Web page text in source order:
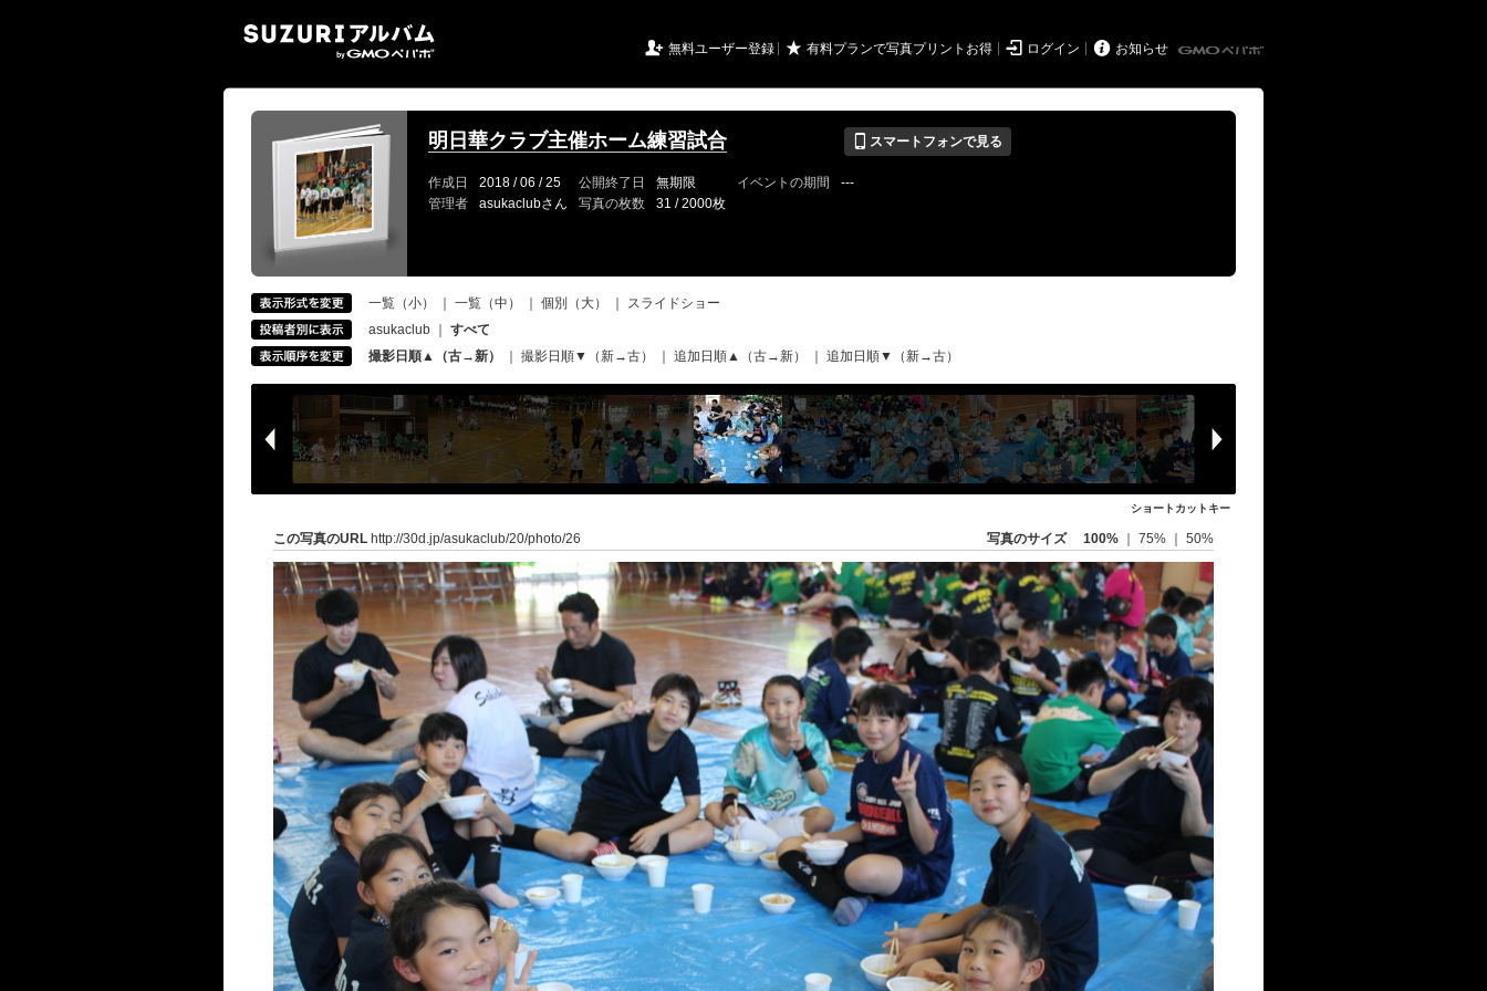
 無料ユーザー登録 ★ 有料プランで写真プリントお得  ログイン  お知らせ
明日華クラブ主催ホーム練習試合 📱 スマートフォンで見る
作成日 2018 / 06 / 25 公開終了日 無期限 イベントの期間
---
管理者
asukaclubさん 写真の枚数 31 / 2000枚
一覧（小） 一覧（中） 個別（大）
スライドショー
asukaclub
すべて
撮影日順▲（古→新）
撮影日順▼（新→古） 追加日順▲（古→新） 追加日順▼（新→古）
ショートカットキー
この写真のURL http://30d.jp/asukaclub/20/photo/26 写真のサイズ 100% 75% 50%